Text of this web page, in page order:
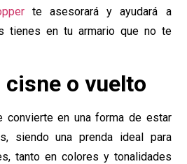
te asesorará y ayudará a
tienes en tu armario que no te
cisne o vuelto
convierte en una forma de estar
siendo una prenda ideal para
tanto en colores y tonalidades